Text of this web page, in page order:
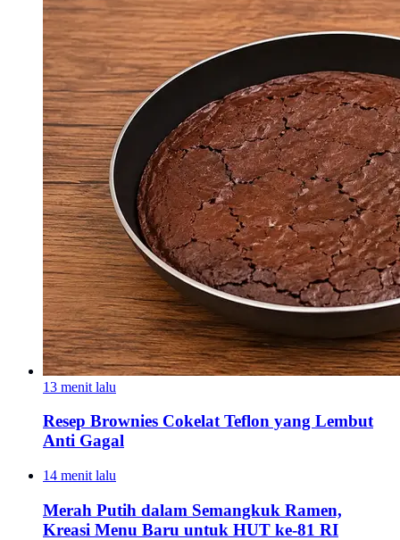
13 menit lalu
Resep Brownies Cokelat Teflon yang Lembut
Anti Gagal
14 menit lalu
Merah Putih dalam Semangkuk Ramen,
Kreasi Menu Baru untuk HUT ke-81 RI